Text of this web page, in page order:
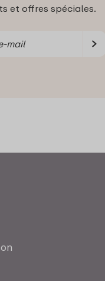
et offres spéciales.